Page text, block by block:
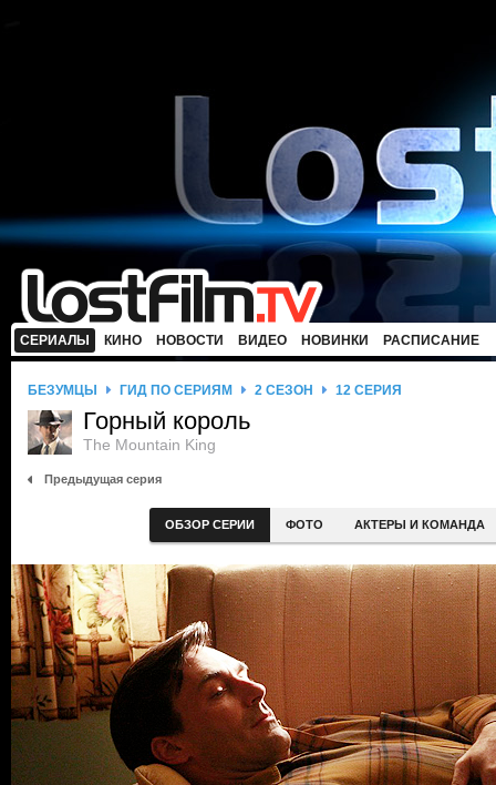
СЕРИАЛЫ КИНО НОВОСТИ ВИДЕО НОВИНКИ РАСПИСАНИЕ
БЕЗУМЦЫ ГИД ПО СЕРИЯМ 2 СЕЗОН 12 СЕРИЯ
Горный король
The Mountain King
Предыдущая серия
ОБЗОР СЕРИИ ФОТО АКТЕРЫ И КОМАНДА